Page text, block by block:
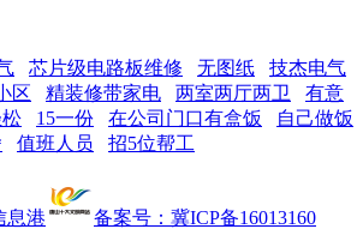
芯片级电路板维修 无图纸
技杰电气
区 精装修带家电 两室两厅两卫
有意
15一份 在公司门口有盒饭
自己做饭
值班人员 招5位帮工
息港
备案号：冀ICP备16013160